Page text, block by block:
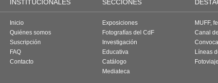
INSTITUCIONALES SECCIONES
Inicio
Quiénes somos
Suscripción
FAQ
Contacto
Exposiciones
Fotografías del CdF
Investigación
Educativa
Catálogo
Mediateca
MUFF,
Canal
Líneas